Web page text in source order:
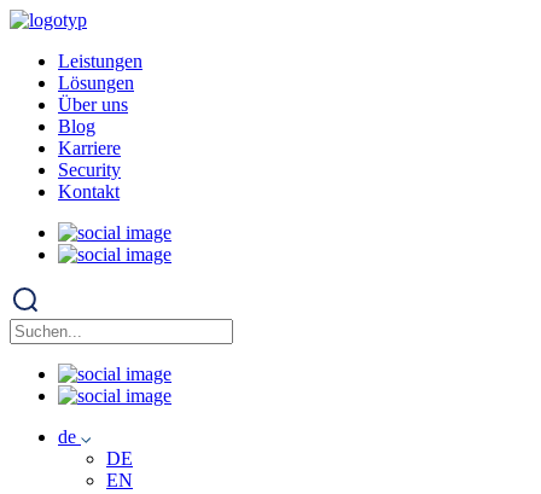
Leistungen
Lösungen
Über uns
Blog
Karriere
Security
Kontakt
de
DE
EN